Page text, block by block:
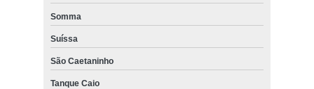
Somma
Suíssa
São Caetaninho
Tanque Caio